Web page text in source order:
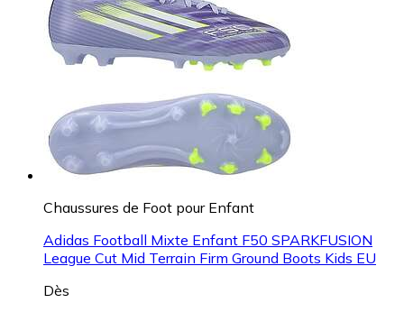
Chaussures de Foot pour Enfant
Adidas Football Mixte Enfant F50 SPARKFUSION
League Cut Mid Terrain Firm Ground Boots Kids EU
Dès